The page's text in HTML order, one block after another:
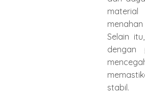
Selain
dengan
stabil.